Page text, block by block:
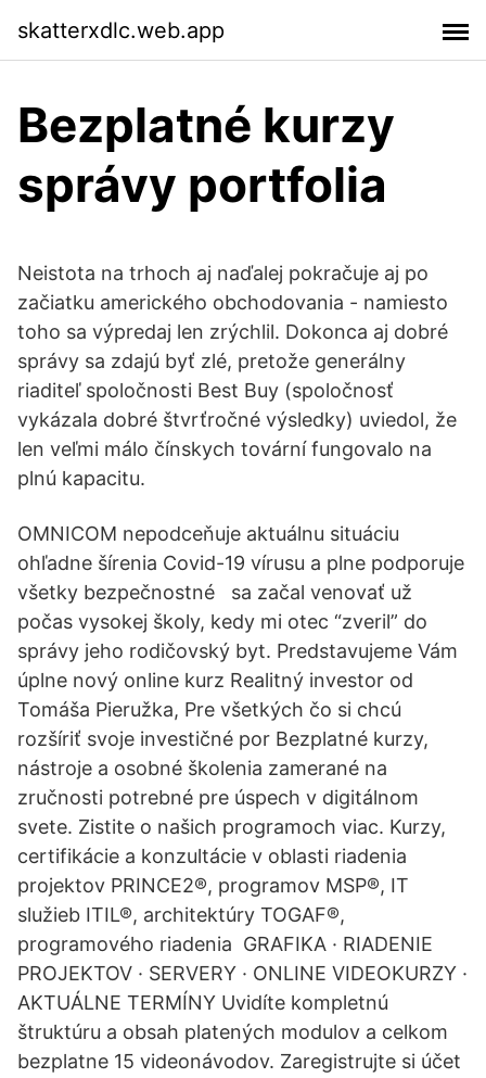
skatterxdlc.web.app
Bezplatné kurzy
správy portfolia
Neistota na trhoch aj naďalej pokračuje aj po
začiatku amerického obchodovania - namiesto
toho sa výpredaj len zrýchlil. Dokonca aj dobré
správy sa zdajú byť zlé, pretože generálny
riaditeľ spoločnosti Best Buy (spoločnosť
vykázala dobré štvrťročné výsledky) uviedol, že
len veľmi málo čínskych tovární fungovalo na
plnú kapacitu.
OMNICOM nepodceňuje aktuálnu situáciu
ohľadne šírenia Covid-19 vírusu a plne podporuje
všetky bezpečnostné sa začal venovať už
počas vysokej školy, kedy mi otec “zveril” do
správy jeho rodičovský byt. Predstavujeme Vám
úplne nový online kurz Realitný investor od
Tomáša Pieružka, Pre všetkých čo si chcú
rozšíriť svoje investičné por Bezplatné kurzy,
nástroje a osobné školenia zamerané na
zručnosti potrebné pre úspech v digitálnom
svete. Zistite o našich programoch viac. Kurzy,
certifikácie a konzultácie v oblasti riadenia
projektov PRINCE2®, programov MSP®, IT
služieb ITIL®, architektúry TOGAF®,
programového riadenia GRAFIKA · RIADENIE
PROJEKTOV · SERVERY · ONLINE VIDEOKURZY ·
AKTUÁLNE TERMÍNY Uvidíte kompletnú
štruktúru a obsah platených modulov a celkom
bezplatne 15 videonávodov. Zaregistrujte si účet